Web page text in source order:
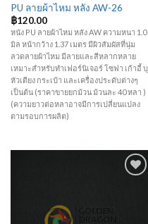
PU ลายผ้าไหม หลัง AW-26
฿120.00
หนัง PU ลายผ้าไหม หลัง AW ความหนา 1.0
มิล หน้ากว้าง 1.37 เมตร มีผิวสัมผัสที่นุ่ม
ลวดลายผ้าไหม มีลายและสีหลากหลาย
เหมาะสำหรับทำเฟอร์นิเจอร์ โซฟา เก้าอี้ บุ
หัวเตียง กระเป๋า และเครื่องประดับต่างๆ
เป็นต้น (ราคาขายยกม้วน ม้วนละ 40 หลา )
(ความยาวต่อหลาอาจมีการเปลี่ยนแปลง
ตามรอบการผลิต)